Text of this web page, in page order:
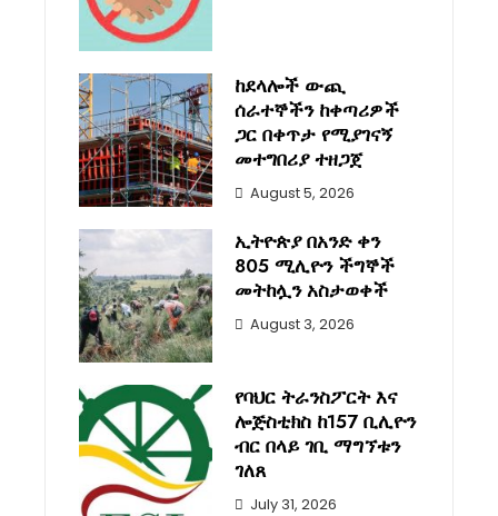
ከደላሎች ውጪ
ሰራተኞችን ከቀጣሪዎች
ጋር በቀጥታ የሚያገናኝ
መተግበሪያ ተዘጋጀ
August 5, 2026
ኢትዮጵያ በአንድ ቀን
805 ሚሊዮን ችግኞች
መትከሏን አስታወቀች
August 3, 2026
የባህር ትራንስፖርት እና
ሎጅስቲክስ ከ157 ቢሊዮን
ብር በላይ ገቢ ማግኘቱን
ገለጸ
July 31, 2026